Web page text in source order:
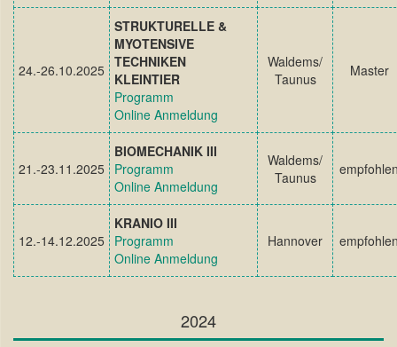
24.-26.10.2025
STRUKTURELLE &
MYOTENSIVE
TECHNIKEN
KLEINTIER
Programm
Online Anmeldung
Waldems/
Taunus
Master
21.-23.11.2025
BIOMECHANIK III
Programm
Online Anmeldung
Waldems/
Taunus
12.-14.12.2025
KRANIO III
Programm
Online Anmeldung
Hannover
2024